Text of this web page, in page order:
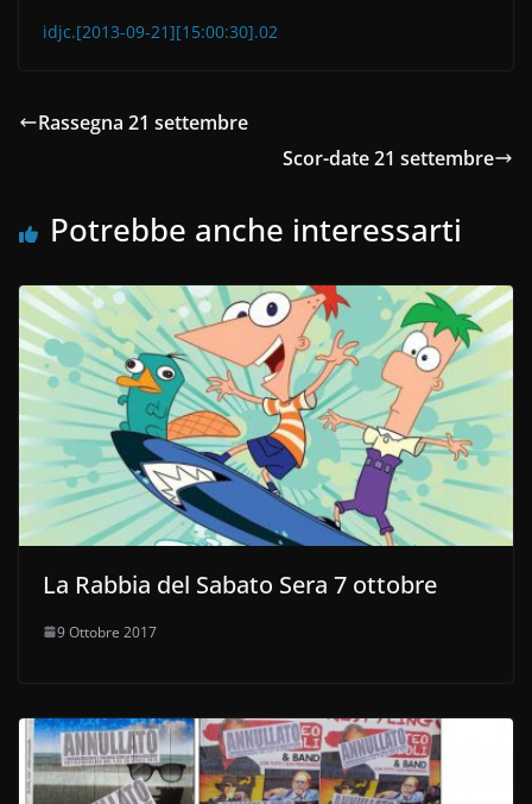
idjc.[2013-09-21][15:00:30].02
Rassegna 21 settembre
Scor-date 21 settembre
Potrebbe anche interessarti
La Rabbia del Sabato Sera 7 ottobre
9 Ottobre 2017